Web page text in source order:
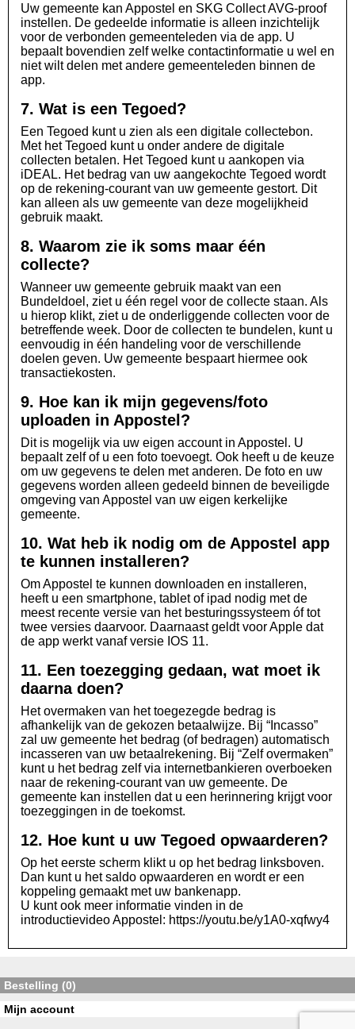
Uw gemeente kan Appostel en SKG Collect AVG-proof
instellen. De gedeelde informatie is alleen inzichtelijk
voor de verbonden gemeenteleden via de app. U
bepaalt bovendien zelf welke contactinformatie u wel en
niet wilt delen met andere gemeenteleden binnen de
app.
7. Wat is een Tegoed?
Een Tegoed kunt u zien als een digitale collectebon.
Met het Tegoed kunt u onder andere de digitale
collecten betalen. Het Tegoed kunt u aankopen via
iDEAL. Het bedrag van uw aangekochte Tegoed wordt
op de rekening-courant van uw gemeente gestort. Dit
kan alleen als uw gemeente van deze mogelijkheid
gebruik maakt.
8. Waarom zie ik soms maar één
collecte?
Wanneer uw gemeente gebruik maakt van een
Bundeldoel, ziet u één regel voor de collecte staan. Als
u hierop klikt, ziet u de onderliggende collecten voor de
betreffende week. Door de collecten te bundelen, kunt u
eenvoudig in één handeling voor de verschillende
doelen geven. Uw gemeente bespaart hiermee ook
transactiekosten.
9. Hoe kan ik mijn gegevens/foto
uploaden in Appostel?
Dit is mogelijk via uw eigen account in Appostel. U
bepaalt zelf of u een foto toevoegt. Ook heeft u de keuze
om uw gegevens te delen met anderen. De foto en uw
gegevens worden alleen gedeeld binnen de beveiligde
omgeving van Appostel van uw eigen kerkelijke
gemeente.
10. Wat heb ik nodig om de Appostel app
te kunnen installeren?
Om Appostel te kunnen downloaden en installeren,
heeft u een smartphone, tablet of ipad nodig met de
meest recente versie van het besturingssysteem óf tot
twee versies daarvoor. Daarnaast geldt voor Apple dat
de app werkt vanaf versie IOS 11.
11. Een toezegging gedaan, wat moet ik
daarna doen?
Het overmaken van het toegezegde bedrag is
afhankelijk van de gekozen betaalwijze. Bij “Incasso”
zal uw gemeente het bedrag (of bedragen) automatisch
incasseren van uw betaalrekening. Bij “Zelf overmaken”
kunt u het bedrag zelf via internetbankieren overboeken
naar de rekening-courant van uw gemeente. De
gemeente kan instellen dat u een herinnering krijgt voor
toezeggingen in de toekomst.
12. Hoe kunt u uw Tegoed opwaarderen?
Op het eerste scherm klikt u op het bedrag linksboven.
Dan kunt u het saldo opwaarderen en wordt er een
koppeling gemaakt met uw bankenapp.
U kunt ook meer informatie vinden in de
introductievideo Appostel: https://youtu.be/y1A0-xqfwy4
Bestelling (0)
Mijn account